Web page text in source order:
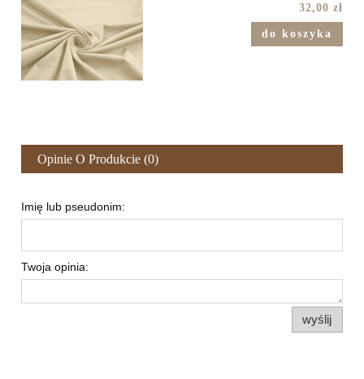
32,00 zł
do koszyka
Opinie O Produkcie (0)
Imię lub pseudonim:
Twoja opinia:
wyślij